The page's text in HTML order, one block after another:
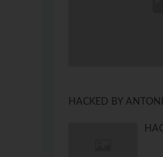
HACKED BY